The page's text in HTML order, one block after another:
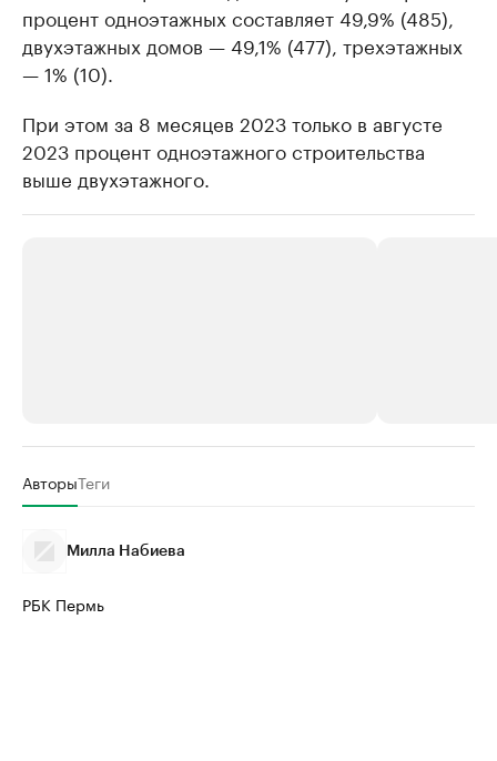
процент одноэтажных составляет 49,9% (485),
двухэтажных домов — 49,1% (477), трехэтажных
— 1% (10).
При этом за 8 месяцев 2023 только в августе
2023 процент одноэтажного строительства
выше двухэтажного.
Крупнейшие производители и
АвторыТеги
Милла Набиева
РБК Пермь